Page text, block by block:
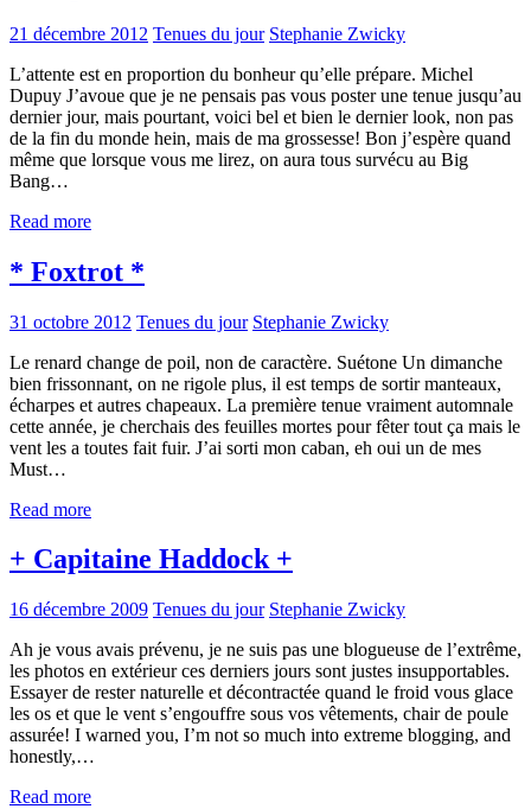
21 décembre 2012 Tenues du jour Stephanie Zwicky
L’attente est en proportion du bonheur qu’elle prépare. Michel
Dupuy J’avoue que je ne pensais pas vous poster une tenue jusqu’au
dernier jour, mais pourtant, voici bel et bien le dernier look, non pas
de la fin du monde hein, mais de ma grossesse! Bon j’espère quand
même que lorsque vous me lirez, on aura tous survécu au Big
Bang…
Read more
* Foxtrot *
31 octobre 2012 Tenues du jour Stephanie Zwicky
Le renard change de poil, non de caractère. Suétone Un dimanche
bien frissonnant, on ne rigole plus, il est temps de sortir manteaux,
écharpes et autres chapeaux. La première tenue vraiment automnale
cette année, je cherchais des feuilles mortes pour fêter tout ça mais le
vent les a toutes fait fuir. J’ai sorti mon caban, eh oui un de mes
Must…
Read more
+ Capitaine Haddock +
16 décembre 2009 Tenues du jour Stephanie Zwicky
Ah je vous avais prévenu, je ne suis pas une blogueuse de l’extrême,
les photos en extérieur ces derniers jours sont justes insupportables.
Essayer de rester naturelle et décontractée quand le froid vous glace
les os et que le vent s’engouffre sous vos vêtements, chair de poule
assurée! I warned you, I’m not so much into extreme blogging, and
honestly,…
Read more